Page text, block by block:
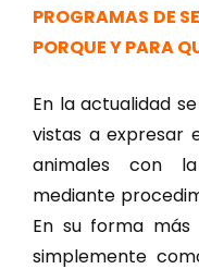
PROGRAMAS DE
PORQUE Y PARA
En la actualidad
vistas a expresar
animales con
mediante
En su forma más
simplemente